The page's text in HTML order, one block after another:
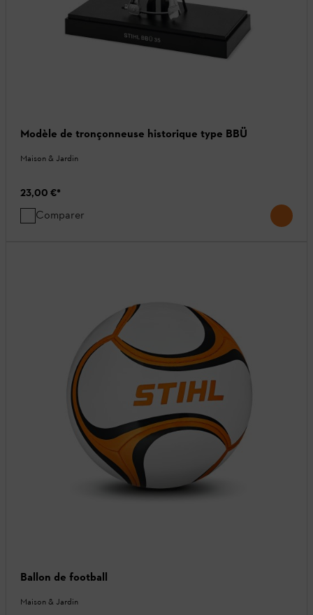
Modèle de tronçonneuse historique type BBÜ
Maison & Jardin
23,00 €*
Comparer
Ballon de football
Maison & Jardin